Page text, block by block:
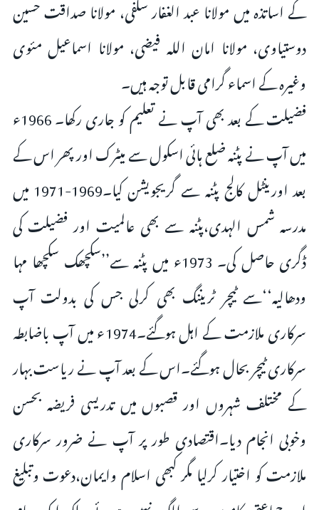
کے اساتذہ میں مولانا عبد الغفار سلفی، مولانا صداقت حسین
دوستیاوی، مولانا امان اللہ فیضی، مولانا اسماعیل مئوی
وغیرہ کے اسماء گرامی قابل توجہ ہیں۔
فضیلت کے بعد بھی آپ نے تعلیم کو جاری رکھا۔ 1966ء
میں آپ نے پٹنہ ضلع ہائی اسکول سے میٹرک اور پھر اس کے
بعد اورینٹل کالج پٹنہ سے گریجویشن کیا۔1969-1971 میں
مدرسہ شمس الہدی،پٹنہ سے بھی عالمیت اور فضیلت کی
ڈگری حاصل کی۔ 1973ء میں پٹنہ سے’’سکچھک سکچھا مہا
ودھالیہ‘‘سے ٹیچر ٹریننگ بھی کرلی جس کی بدولت آپ
سرکاری ملازمت کے اہل ہوگئے۔1974ء میں آپ باضابطہ
سرکاری ٹیچر بحال ہوگئے۔اس کے بعد آپ نے ریاست بہار
کے مختلف شہروں اور قصبوں میں تدریسی فریضہ بحسن
وخوبی انجام دیا۔اقتصادی طور پر آپ نے ضرور سرکاری
ملازمت کو اختیار کرلیا مگر کبھی اسلام وایمان،دعوت وتبلیغ